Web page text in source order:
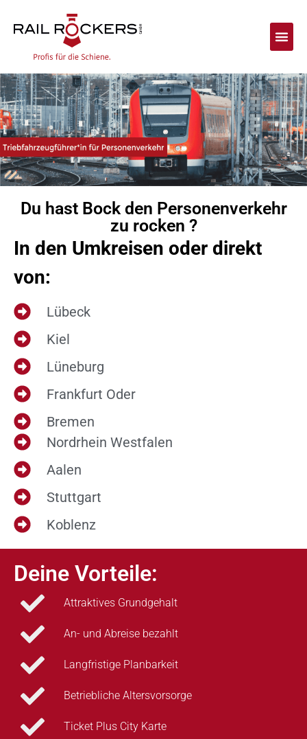
Du hast Bock den Personenverkehr
zu rocken ?
In den Umkreisen oder direkt
von:
Lübeck
Kiel
Lüneburg
Frankfurt Oder
Bremen
Nordrhein Westfalen
Aalen
Stuttgart
Koblenz
Deine Vorteile:
Attraktives Grundgehalt
An- und Abreise bezahlt
Langfristige Planbarkeit
Betriebliche Altersvorsorge
Ticket Plus City Karte